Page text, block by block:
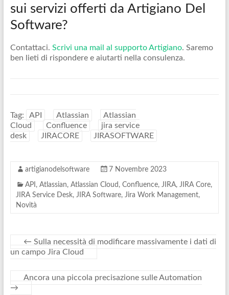
sui servizi offerti da Artigiano Del
Software?
Contattaci. Scrivi una mail al supporto Artigiano. Saremo
ben lieti di rispondere e aiutarti nella consulenza.
Tag: API Atlassian
Atlassian
Cloud
Confluence
jira service
desk
JIRACORE JIRASOFTWARE
artigianodelsoftware 7 Novembre 2023
API , Atlassian, Atlassian Cloud , Confluence, JIRA, JIRA Core,
JIRA Service Desk, JIRA Software, Jira Work Management,
Novità
← Sulla necessità di modificare massivamente i dati di
un campo Jira Cloud
Ancora una piccola precisazione sulle Automation
→